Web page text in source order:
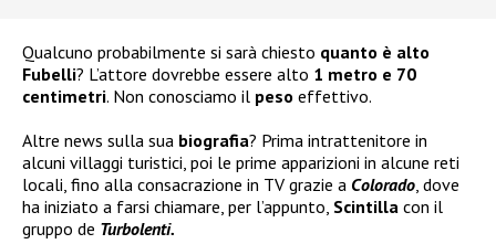
Qualcuno probabilmente si sarà chiesto quanto è alto
Fubelli? L’attore dovrebbe essere alto 1 metro e 70
centimetri. Non conosciamo il peso effettivo.
Altre news sulla sua biografia? Prima intrattenitore in
alcuni villaggi turistici, poi le prime apparizioni in alcune reti
locali, fino alla consacrazione in TV grazie a Colorado , dove
ha iniziato a farsi chiamare, per l’appunto, Scintilla con il
gruppo de Turbolenti.